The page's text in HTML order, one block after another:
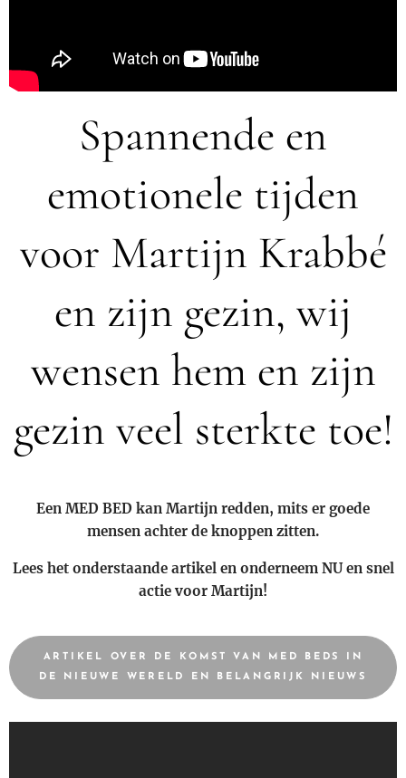
Spannende en
emotionele tijden
voor Martijn Krabbé
en zijn gezin, wij
wensen hem en zijn
gezin veel sterkte toe!
Een MED BED kan Martijn redden, mits er goede
mensen achter de knoppen zitten.
Lees het onderstaande artikel en onderneem NU en snel
actie voor Martijn!
ARTIKEL OVER DE KOMST VAN MED BEDS IN
DE NIEUWE WERELD EN BELANGRIJK NIEUWS